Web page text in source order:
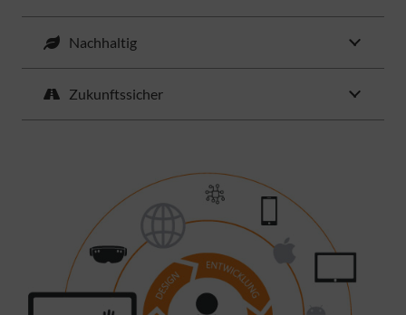
Nachhaltig
Zukunftssicher